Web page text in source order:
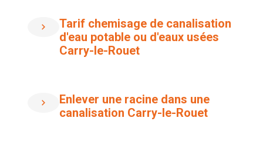
Tarif chemisage de canalisation
d'eau potable ou d'eaux usées
Carry-le-Rouet
Enlever une racine dans une
canalisation Carry-le-Rouet